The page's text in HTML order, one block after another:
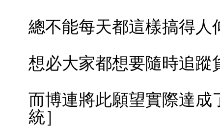
總不能每天都這樣搞得人
想必大家都想要隨時追蹤
而博連將此願望實際達成
統］